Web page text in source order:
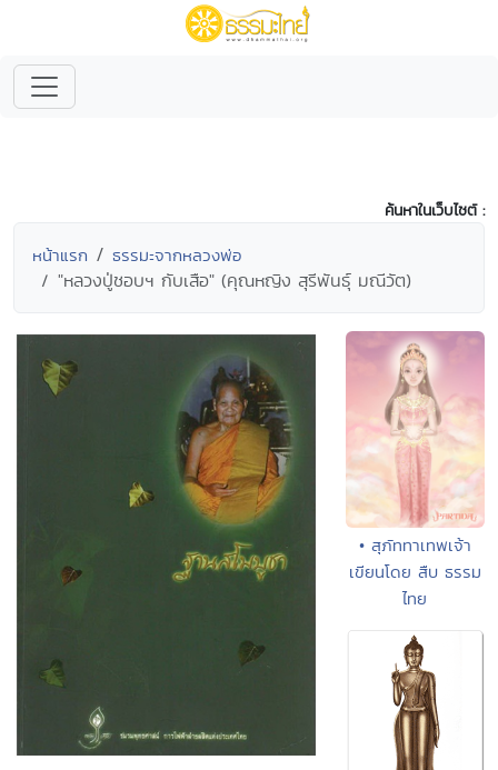
ค้นหาในเว็บไซต์ :
หน้าแรก ธรรมะจากหลวงพ่อ
"หลวงปู่ชอบฯ กับเสือ" (คุณหญิง สุรีพันธุ์ มณีวัต)
• สุภัททาเทพเจ้า
เขียนโดย สืบ ธรรม
ไทย